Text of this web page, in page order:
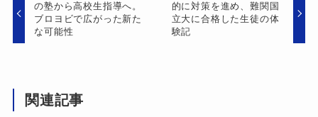
の塾から高校生指導へ。
ブロヨビで広がった新た
な可能性
的に対策を進め、難関国
立大に合格した生徒の体
験記
関連記事